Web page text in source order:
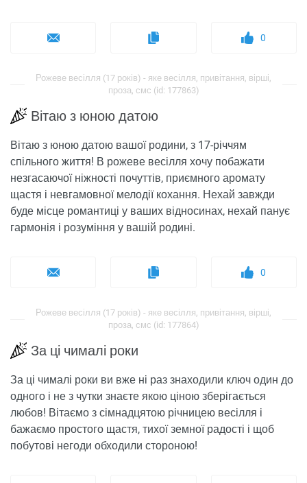
0
Рожеве весілля (17 років) - яке весілля, привітання, вірші,
проза, смс (id: 177863)
Вітаю з юною датою
Вітаю з юною датою вашої родини, з 17-річчям
спільного життя! В рожеве весілля хочу побажати
незгасаючої ніжності почуттів, приємного аромату
щастя і невгамовної мелодії кохання. Нехай завжди
буде місце романтиці у ваших відносинах, нехай панує
гармонія і розуміння у вашій родині.
0
Рожеве весілля (17 років) - яке весілля, привітання, вірші,
проза, смс (id: 177864)
За ці чималі роки
За ці чималі роки ви вже ні раз знаходили ключ один до
одного і не з чутки знаєте якою ціною зберігається
любов! Вітаємо з сімнадцятою річницею весілля і
бажаємо простого щастя, тихої земної радості і щоб
побутові негоди обходили стороною!